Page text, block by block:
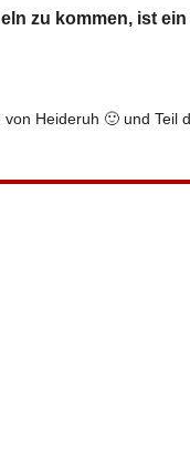
zu kommen, ist
Heideruh 🙂 und Teil